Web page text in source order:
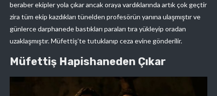
beraber ekipler yola çıkar ancak oraya vardıklarında artık çok geçtir
zira tüm ekip kazdıkları tünelden profesörün yanına ulaşmıştır ve
günlerce darphanede bastıkları paraları tıra yükleyip oradan
uzaklaşmıştır. Müfettiş’te tutuklanıp ceza evine gönderilir.
Müfettiş Hapishaneden Çıkar